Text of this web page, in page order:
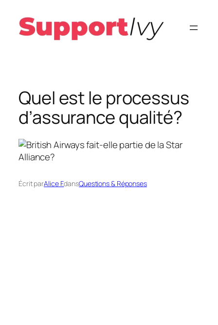
contenu
Quel est le processus
d’assurance qualité?
Écrit parAlice F.dansQuestions & Réponses